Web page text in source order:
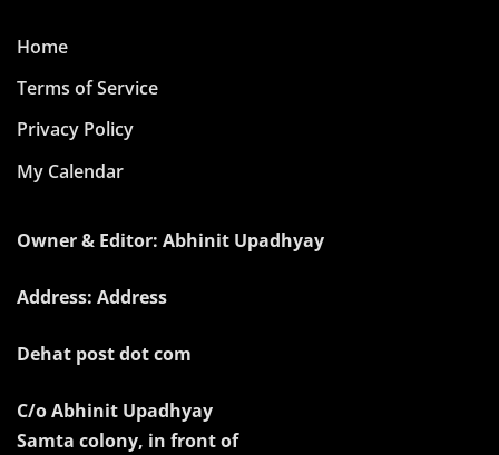
Home
Terms of Service
Privacy Policy
My Calendar
Owner & Editor: Abhinit Upadhyay
Address: Address
Dehat post dot com
C/o Abhinit Upadhyay
Samta colony, in front of